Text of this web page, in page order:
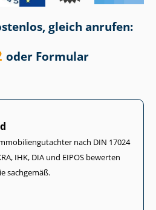
gleich anrufen:
oder Formular
nach DIN 17024
IHK, DIA und EIPOS bewerten
sachgemäß.